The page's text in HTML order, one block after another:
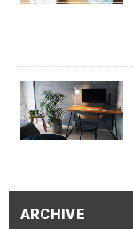
ARCHIVE